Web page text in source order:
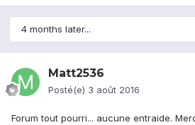
4 months later...
Matt2536
Posté(e) 3 août 2016
Forum tout pourri... aucune entraide.